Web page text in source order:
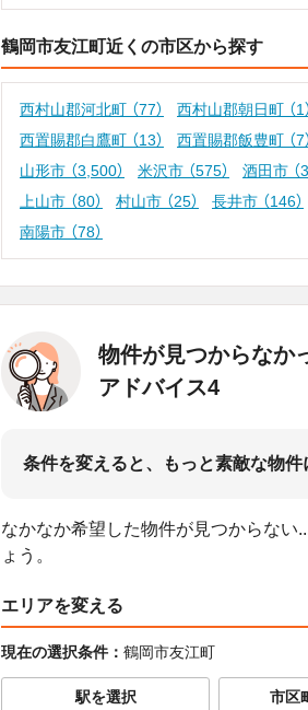
鶴岡市友江町近くの市区から探す
西村山郡河北町 （77） 西村山郡朝日町 （1）
西置賜郡白鷹町 （13） 西置賜郡飯豊町 （7）
山形市 （3,500） 米沢市 （575） 酒田市 （
上山市 （80） 村山市 （25） 長井市 （146）
南陽市 （78）
物件が見つからなか
アドバイス4
条件を変えると、もっと素敵な物件
なかなか希望した物件が見つからない
ょう。
エリアを変える
現在の選択条件： 鶴岡市友江町
駅を選択 市区